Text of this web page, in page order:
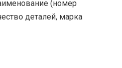
(номер
деталей, марка